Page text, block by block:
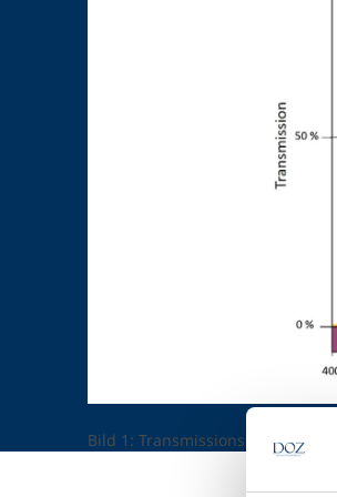
Bild 1: Transmissionskurve der